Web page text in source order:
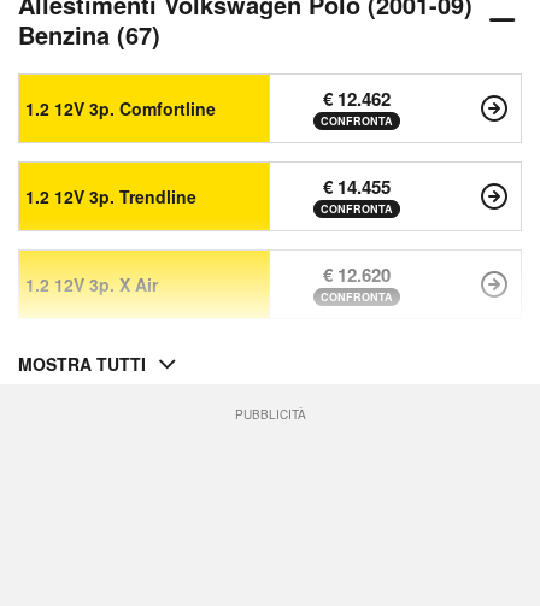
Benzina (67)
1.2 12V 3p. Comfortline € 12.462
CONFRONTA
1.2 12V 3p. Trendline € 14.455
CONFRONTA
1.2 12V 3p. X Air € 12.620
CONFRONTA
MOSTRA TUTTI
PUBBLICITÀ